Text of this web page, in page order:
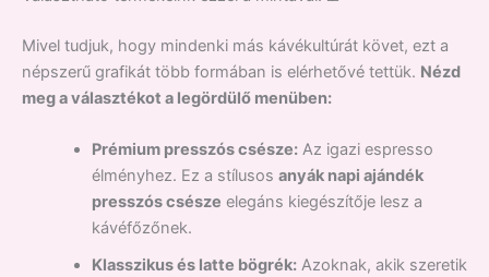
Mivel tudjuk, hogy mindenki más kávékultúrát követ, ezt a
népszerű grafikát több formában is elérhetővé tettük. Nézd
meg a választékot a legördülő menüben:
Prémium presszós csésze:Az igazi espresso
élményhez. Ez a stílusos anyák napi ajándék
presszós csésze elegáns kiegészítője lesz a
kávéfőzőnek.
Klasszikus és latte bögrék:Azoknak, akik szeretik